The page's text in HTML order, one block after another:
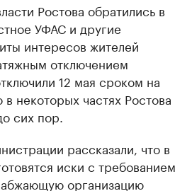
Ростова обратились в
УФАС и другие
интересов жителей
отключением
12 мая сроком на
некоторых частях Ростова
сих пор.
рассказали, что в
иски с требованием
организацию